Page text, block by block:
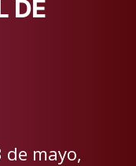
DE
mayo,